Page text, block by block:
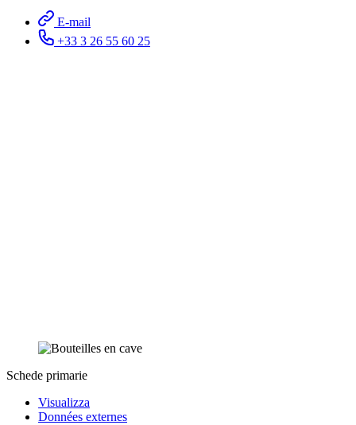
E-mail
+33 3 26 55 60 25
Schede primarie
Visualizza
Données externes